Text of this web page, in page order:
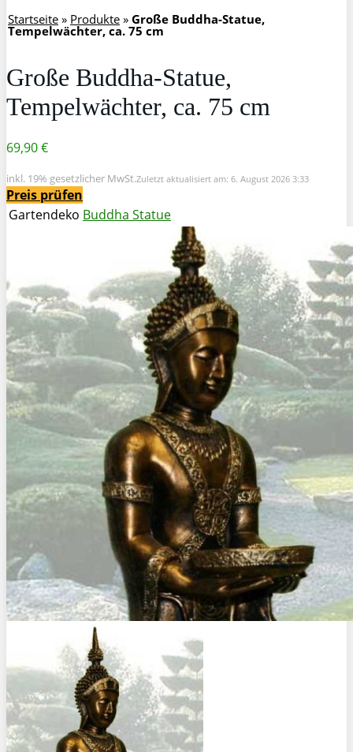
Startseite » Produkte » Große Buddha-Statue,
Tempelwächter, ca. 75 cm
Große Buddha-Statue,
Tempelwächter, ca. 75 cm
69,90 €
inkl. 19% gesetzlicher MwSt.Zuletzt aktualisiert am: 6. August 2026 3:33
Preis prüfen
Gartendeko Buddha Statue